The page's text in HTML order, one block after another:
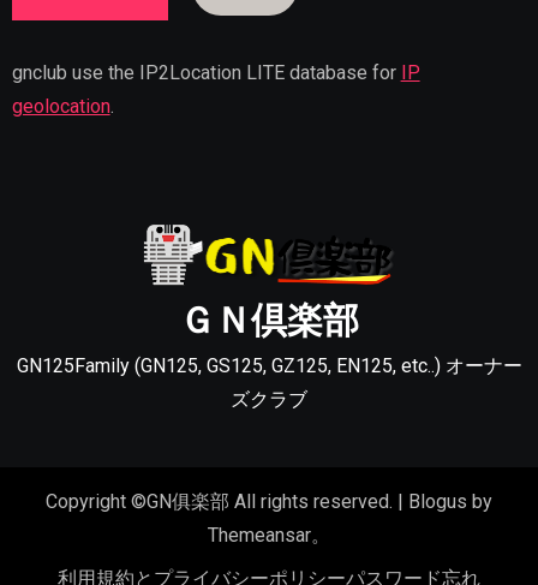
gnclub use the IP2Location LITE database for IP
geolocation.
ＧＮ倶楽部
GN125Family (GN125, GS125, GZ125, EN125, etc..) オーナー
ズクラブ
Copyright ©GN俱楽部 All rights reserved. Blogus by
Themeansar。
利用規約とプライバシーポリシーパスワード忘れ